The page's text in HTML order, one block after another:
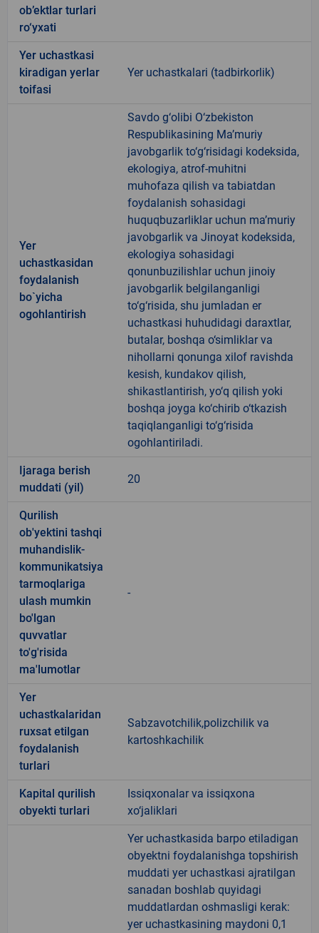
ob’ektlar turlari
ro‘yxati
Yer uchastkasi
kiradigan yerlar
toifasi
Yer uchastkalari (tadbirkorlik)
Yer
uchastkasidan
foydalanish
bo`yicha
ogohlantirish
Savdo g‘olibi O‘zbekiston
Respublikasining Ma’muriy
javobgarlik to‘g‘risidagi kodeksida,
ekologiya, atrof-muhitni
muhofaza qilish va tabiatdan
foydalanish sohasidagi
huquqbuzarliklar uchun ma’muriy
javobgarlik va Jinoyat kodeksida,
ekologiya sohasidagi
qonunbuzilishlar uchun jinoiy
javobgarlik belgilanganligi
to‘g‘risida, shu jumladan er
uchastkasi huhudidagi daraxtlar,
butalar, boshqa o‘simliklar va
nihollarni qonunga xilof ravishda
kesish, kundakov qilish,
shikastlantirish, yo‘q qilish yoki
boshqa joyga ko‘chirib o‘tkazish
taqiqlanganligi to‘g‘risida
ogohlantiriladi.
Ijaraga berish
muddati (yil)
20
Qurilish
ob'yektini tashqi
muhandislik-
kommunikatsiya
tarmoqlariga
ulash mumkin
bo'lgan
quvvatlar
to'g'risida
ma'lumotlar
-
Yer
uchastkalaridan
ruxsat etilgan
foydalanish
turlari
Sabzavotchilik,polizchilik va
kartoshkachilik
Kapital qurilish
obyekti turlari
Issiqxonalar va issiqxona
xo‘jaliklari
Yer uchastkasida barpo etiladigan
obyektni foydalanishga topshirish
muddati yer uchastkasi ajratilgan
sanadan boshlab quyidagi
muddatlardan oshmasligi kerak:
yer uchastkasining maydoni 0,1